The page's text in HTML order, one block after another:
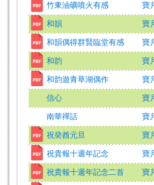
竹東油礦噴火有感 寶
和韻 寶
和韻偶得群賢臨堂有感 寶
和韵 寶
和韵遊青草湖偶作 寶
信心 寶
南華禪話 寶
祝癸酋元旦 寶
祝貴報十週年記念 寶
祝貴報十週年記念二首 寶